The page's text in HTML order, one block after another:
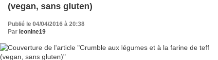
(vegan, sans gluten)
Publié le 04/04/2016 à 20:38
Par leonine19